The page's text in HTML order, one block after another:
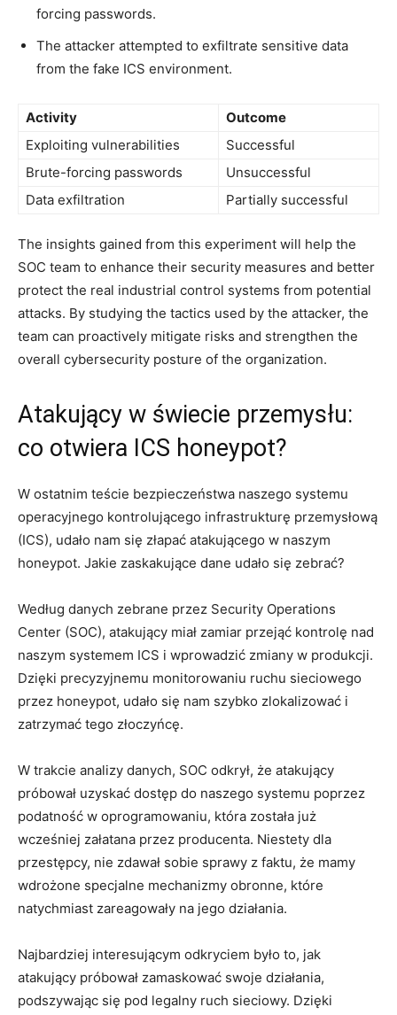
forcing passwords.
The attacker attempted to exfiltrate sensitive data
from​ the fake ICS environment.
Activity
Outcome
Exploiting‌ vulnerabilities
Successful
Brute-forcing passwords
Unsuccessful
Data exfiltration
Partially successful
The‌ insights gained from this experiment will help the
SOC team to enhance their security measures and ⁤better
protect the real industrial control systems from potential
attacks. By ⁢studying the tactics used by the ⁤attacker, ​the
⁣team can proactively mitigate risks ‍and strengthen the
overall cybersecurity posture of⁣ the organization.
Atakujący ‌w świecie przemysłu:
co otwiera ICS honeypot?
W ostatnim teście bezpieczeństwa naszego systemu
operacyjnego kontrolującego infrastrukturę przemysłową
(ICS), udało nam się złapać ⁢atakującego w naszym
honeypot. Jakie zaskakujące dane udało się zebrać?
Według danych‍ zebrane przez Security Operations
Center (SOC), atakujący miał zamiar przejąć kontrolę nad
naszym systemem ICS i wprowadzić zmiany w produkcji.
Dzięki ⁣precyzyjnemu monitorowaniu ruchu sieciowego
przez honeypot, udało się nam szybko zlokalizować ⁤i⁤
zatrzymać tego złoczyńcę.
W trakcie analizy danych,⁣ SOC odkrył, że atakujący
próbował uzyskać dostęp do ⁢naszego systemu poprzez
podatność w ‍oprogramowaniu, która została już
wcześniej załatana przez producenta. Niestety dla
przestępcy, nie zdawał sobie sprawy z faktu, że mamy
wdrożone specjalne mechanizmy obronne, które
natychmiast zareagowały ‌na jego działania.
Najbardziej interesującym odkryciem było to, jak
atakujący próbował zamaskować swoje działania,
podszywając⁣ się pod legalny ruch sieciowy. Dzięki